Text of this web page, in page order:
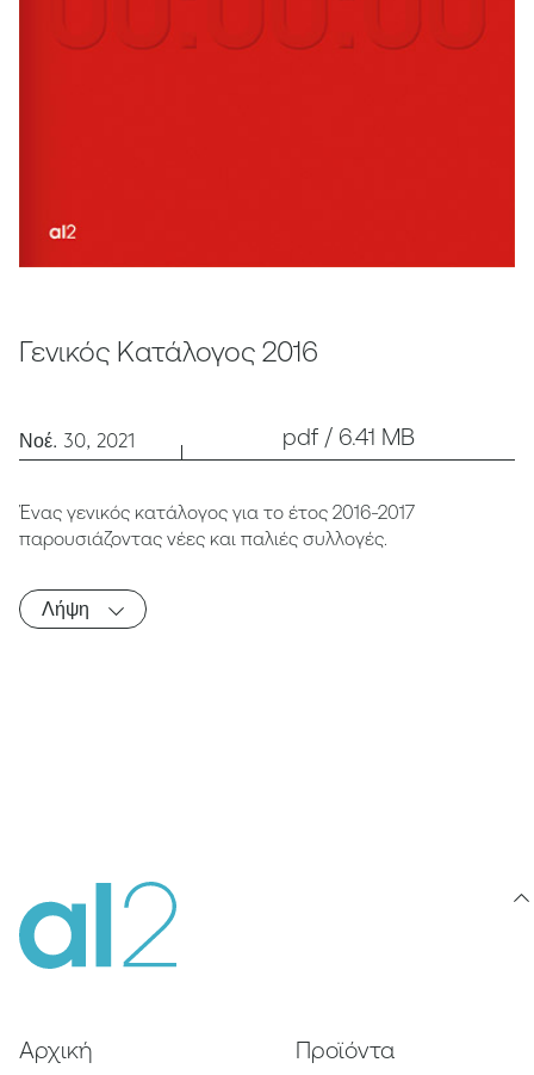
Γενικός Κατάλογος 2016
Νοέ. 30, 2021 pdf / 6.41 MB
Ένας γενικός κατάλογος για το έτος 2016-2017
παρουσιάζοντας νέες και παλιές συλλογές.
Λήψη
Αρχική
Προϊόντα